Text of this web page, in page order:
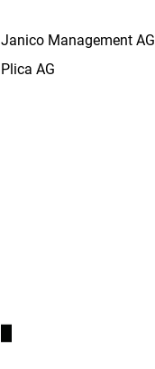
Janico Management AG
Plica AG